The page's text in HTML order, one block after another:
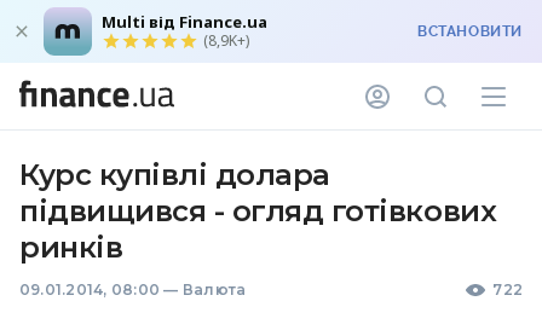
Multi від Finance.ua
(8,9K+) ВСТАНОВИТИ
Курс купівлі долара
підвищився - огляд готівкових
ринків
09.01.2014, 08:00 — Валюта 722